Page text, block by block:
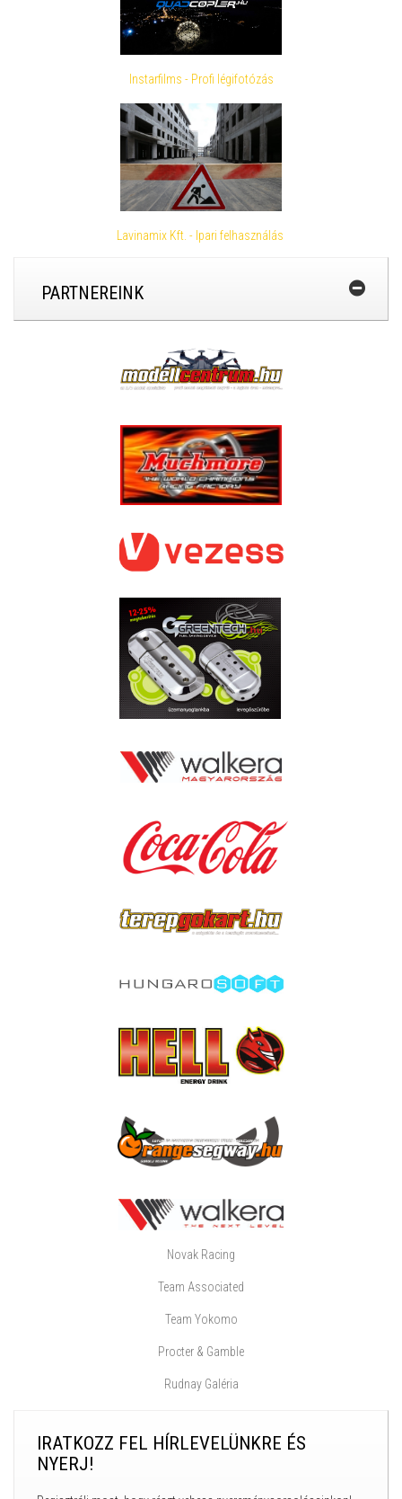
Instarfilms - Profi légifotózás
Lavinamix Kft. - Ipari felhasználás
PARTNEREINK
Novak Racing
Team Associated
Team Yokomo
Procter & Gamble
Rudnay Galéria
IRATKOZZ FEL HÍRLEVELÜNKRE ÉS
NYERJ!